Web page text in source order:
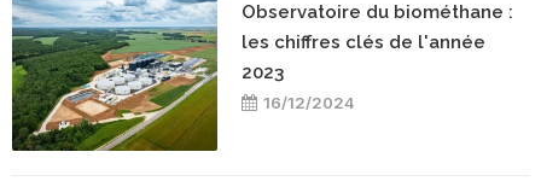
Observatoire du biométhane :
les chiffres clés de l'année
2023
16/12/2024